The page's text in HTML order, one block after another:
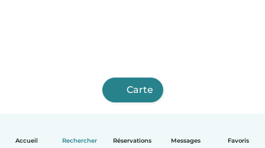
Accueil Rechercher Réservations Messages Favoris
Carte